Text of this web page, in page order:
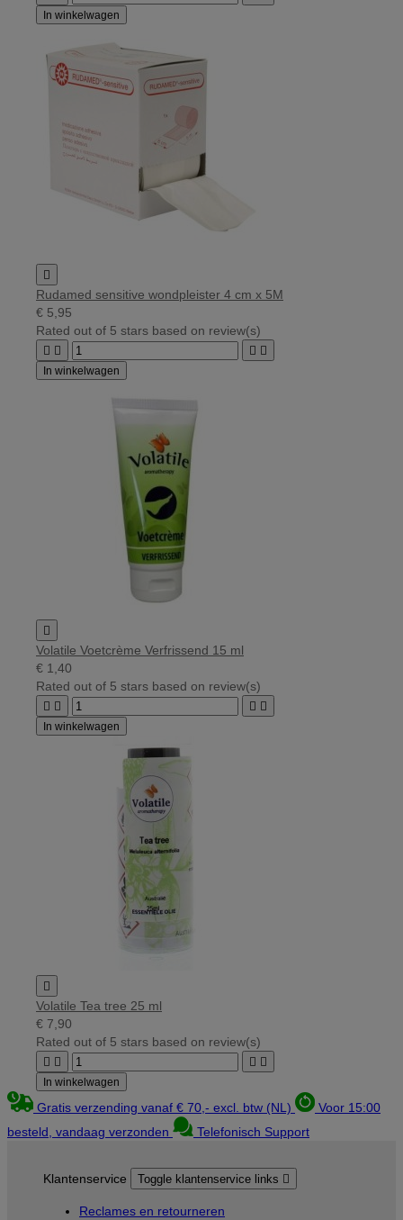
In winkelwagen

Rudamed sensitive wondpleister 4 cm x 5M
€ 5,95
Rated out of 5 stars based on review(s)
   
In winkelwagen

Volatile Voetcrème Verfrissend 15 ml
€ 1,40
Rated out of 5 stars based on review(s)
   
In winkelwagen

Volatile Tea tree 25 ml
€ 7,90
Rated out of 5 stars based on review(s)
   
In winkelwagen
Gratis verzending vanaf € 70,- excl. btw (NL)
Voor 15:00
besteld, vandaag verzonden
Telefonisch Support
Klantenservice Toggle klantenservice links 
Reclames en retourneren